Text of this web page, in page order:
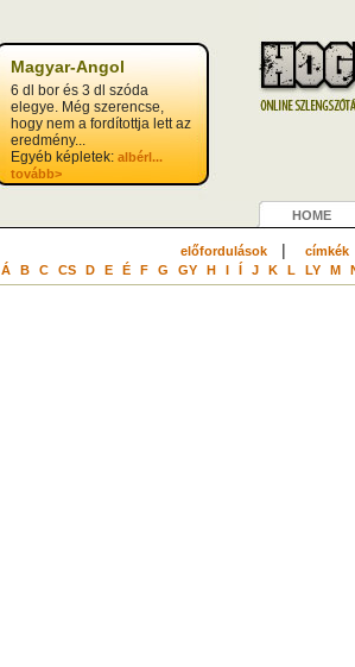
Magyar-Angol
6 dl bor és 3 dl szóda
elegye. Még szerencse,
hogy nem a fordítottja lett az
eredmény...
Egyéb képletek: albérl...
tovább>
HOME
előfordulások| címkék
Á B C CS D E É F G GY H I Í J K L LY M